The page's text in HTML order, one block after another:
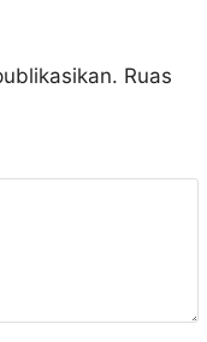
Ruas